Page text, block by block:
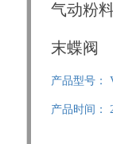
气动粉
末蝶阀
产品型号：
产品时间：